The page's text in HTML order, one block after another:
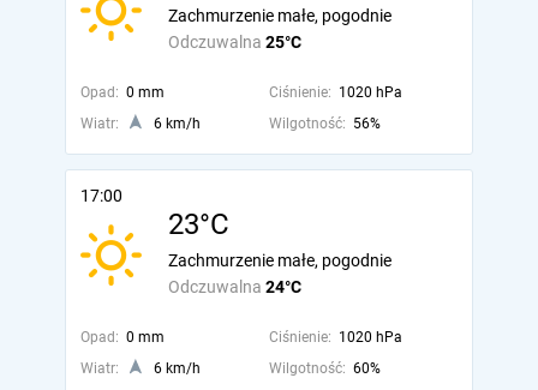
Odczuwalna 25°C
Zachmurzenie małe, pogodnie
Opad: 0 mm Ciśnienie: 1020 hPa
Wiatr:
6 km/h Wilgotność: 56%
17:00
23°C
Odczuwalna 24°C
Zachmurzenie małe, pogodnie
Opad: 0 mm Ciśnienie: 1020 hPa
Wiatr:
6 km/h Wilgotność: 60%